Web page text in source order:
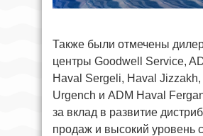
Также были отмечены
центры Goodwell Service,
Haval Sergeli, Haval Jizzakh,
Urgench и ADM Haval
за вклад в развитие
продаж и высокий уровень